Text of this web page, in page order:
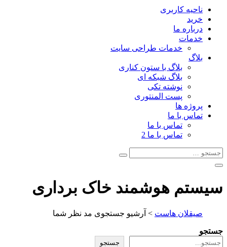
ناحیه کاربری
خرید
درباره ما
خدمات
خدمات طراحی سایت
بلاگ
بلاگ با ستون کناری
بلاگ شبکه ای
نوشته تکی
پست المنتوری
پروژه ها
تماس با ما
تماس با ما
تماس با ما 2
سیستم هوشمند خاک برداری
صیقلان هاست > آرشیو جستجوی مد نظر شما
جستجو
جستجو